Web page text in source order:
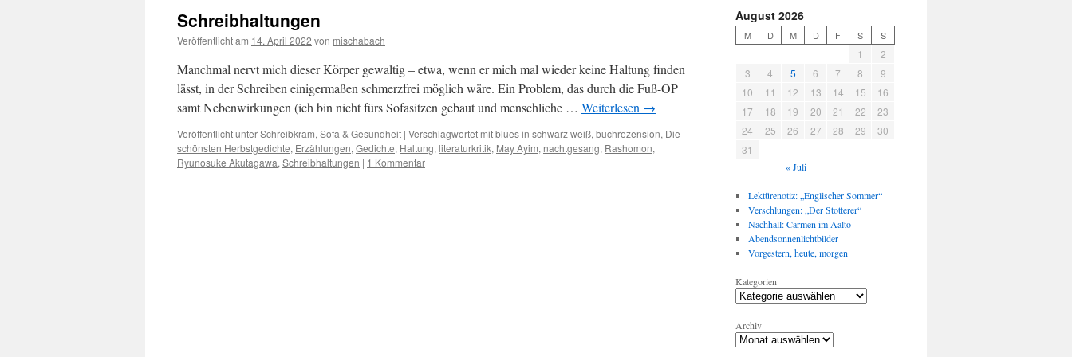
Schreibhaltungen
Veröffentlicht am 14. April 2022 von mischabach
Manchmal nervt mich dieser Körper gewaltig – etwa, wenn er mich mal wieder keine Haltung finden
lässt, in der Schreiben einigermaßen schmerzfrei möglich wäre. Ein Problem, das durch die Fuß-OP
samt Nebenwirkungen (ich bin nicht fürs Sofasitzen gebaut und menschliche … Weiterlesen →
Veröffentlicht unterSchreibkram, Sofa & Gesundheit | Verschlagwortet mitblues in schwarz weiß, buchrezension, Die
schönsten Herbstgedichte, Erzählungen, Gedichte, Haltung, literaturkritik, May Ayim, nachtgesang, Rashomon,
Ryunosuke Akutagawa, Schreibhaltungen | 1 Kommentar
August 2026
M D M D F S S
1
2
3
4 5 6 7 8
9
10
11 12 13 14 15
16
17
18 19 20 21 22
23
24
25 26 27 28 29
30
31
« Juli
Lektürenotiz: „Englischer Sommer“
Verschlungen: „Der Stotterer“
Nachhall: Carmen im Aalto
Abendsonnenlichtbilder
Vorgestern, heute, morgen
Kategorien
Archiv